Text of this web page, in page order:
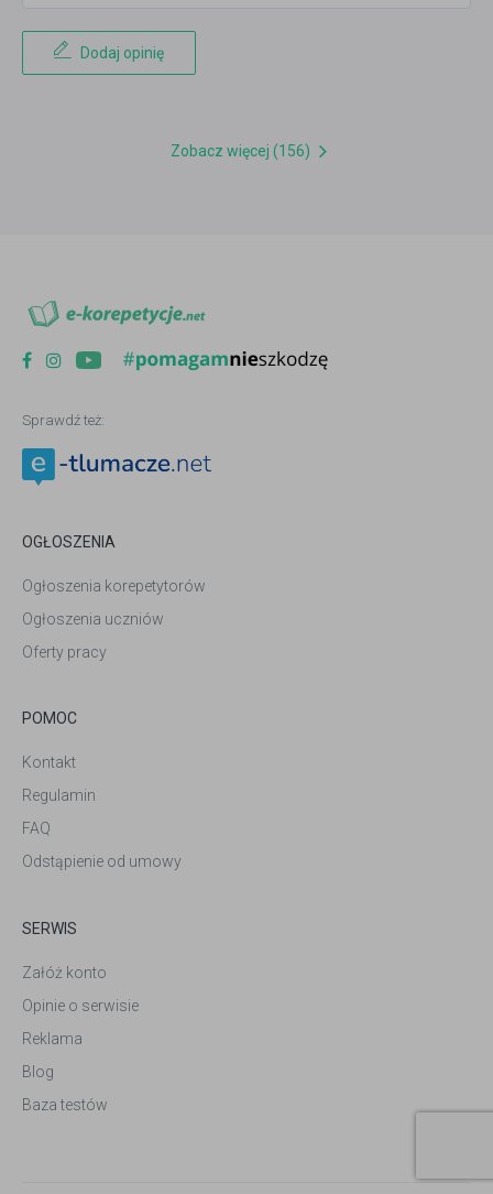
Dodaj opinię
Zobacz więcej (156)
Sprawdź też:
OGŁOSZENIA
Ogłoszenia korepetytorów
Ogłoszenia uczniów
Oferty pracy
POMOC
Kontakt
Regulamin
FAQ
Odstąpienie od umowy
SERWIS
Załóż konto
Opinie o serwisie
Reklama
Blog
Baza testów